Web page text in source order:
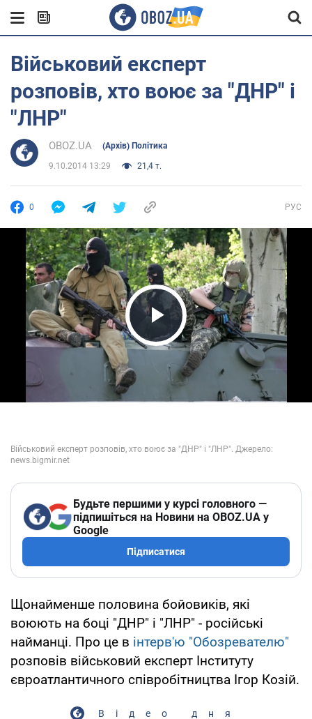
Військовий експерт
розповів, хто воює за "ДНР" і
"ЛНР"
OBOZ.UA (Архів) Політика
9.10.2014 13:29 21,4 т.
0 РУС
Play Video
Будьте першими у курсі головного —
підпишіться на Новини на OBOZ.UA у
Google
Підписатися
Щонайменше половина бойовиків, які
воюють на боці "ДНР" і "ЛНР" - російські
найманці. Про це в інтерв'ю "Обозревателю"
розповів військовий експерт Інституту
євроатлантичного співробітництва Ігор Козій.
Відео дня